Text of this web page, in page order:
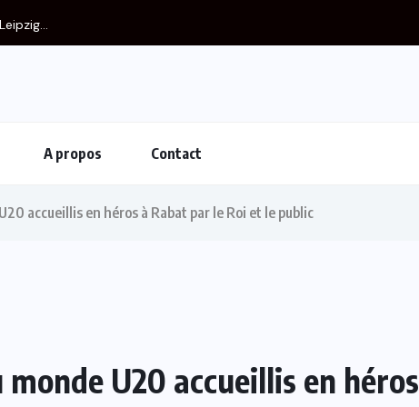
A propos Contact
accueillis en héros à Rabat par le Roi et le public
U20 accueillis en héros